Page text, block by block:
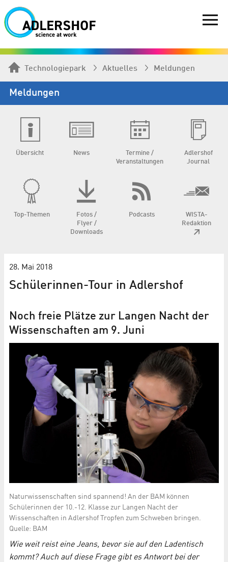
Technologiepark Aktuelles Meldungen
Meldungen
Übersicht News
Termine /
Veranstaltungen
Adlershof
Journal
Top-Themen
Fotos /
Flyer /
Downloads
Podcasts
WISTA-
Redaktion
28. Mai 2018
Schülerinnen-Tour in Adlershof
Noch freie Plätze zur Langen Nacht der
Wissenschaften am 9. Juni
Naturwissenschaften sind spannend! An der BAM können
Schülerinnen der 10.-12. Klasse zur Langen Nacht der
Wissenschaften in Adlershof Tropfen zum Schweben bringen.
Quelle: BAM
Wie weit reist eine Jeans, bevor sie auf den Ladentisch
kommt? Auch auf diese Frage gibt es Antwort bei der